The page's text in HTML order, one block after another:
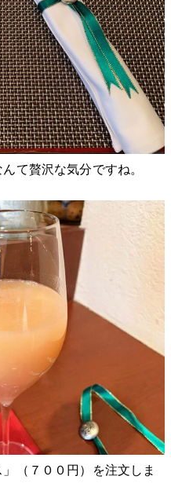
て贅沢な気分ですね。
（７００円）を注文しま